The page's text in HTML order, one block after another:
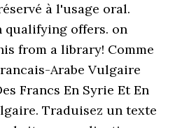
à l'usage oral.
qualifying offers. on
from a library! Comme
Arabe Vulgaire
Francs En Syrie Et En
Traduisez un texte